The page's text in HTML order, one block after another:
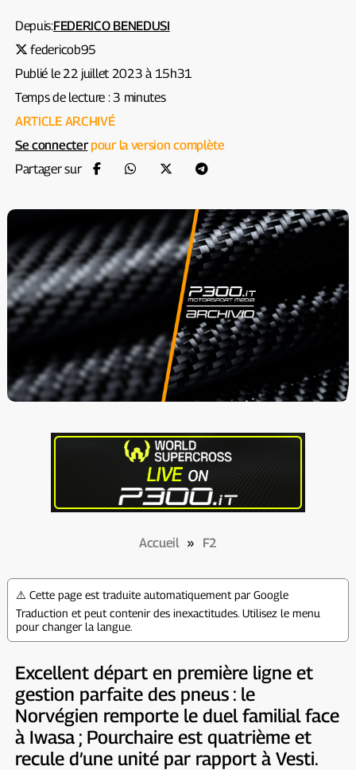
Depuis:FEDERICO BENEDUSI
federicob95
Publié le 22 juillet 2023 à 15h31
Temps de lecture : 3 minutes
ARTICLE ARCHIVÉ
Se connecterpour la version complète
Partager sur
Accueil» F2
⚠️ Cette page est traduite automatiquement par Google
Traduction et peut contenir des inexactitudes. Utilisez le menu
pour changer la langue.
Excellent départ en première ligne et
gestion parfaite des pneus : le
Norvégien remporte le duel familial face
à Iwasa ; Pourchaire est quatrième et
recule d’une unité par rapport à Vesti.